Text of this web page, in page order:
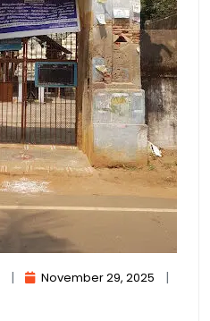
| November 29, 2025 |